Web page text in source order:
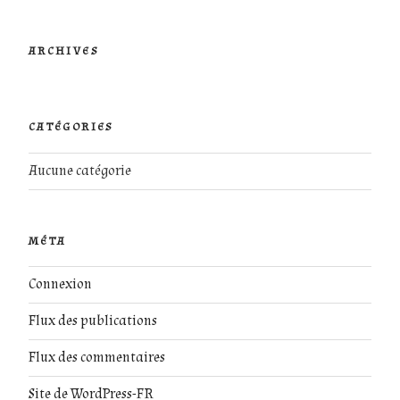
ARCHIVES
CATÉGORIES
Aucune catégorie
MÉTA
Connexion
Flux des publications
Flux des commentaires
Site de WordPress-FR